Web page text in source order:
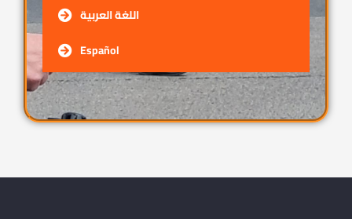
اللغة العربية
Español